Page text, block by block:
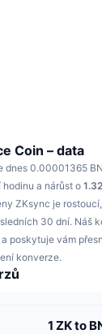
Coin – data
dnes 0.00001365
a nárůst o
ZKsync je
30 dní. Náš
poskytuje vám
konverze.
1 ZK to